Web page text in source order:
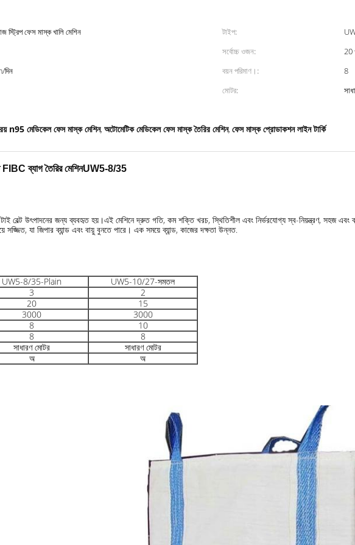
স্ট্রিপ ফেস মাস্ক খালি মেশিন টাইপ:
সর্বোচ্চ ওজন:
20
বয়ন পরিমাণ।:
8
মোটর:
n95 মেডিকেল ফেস মাস্ক মেশিন, অটোমেটিক মেডিকেল ফেস মাস্ক তৈরির মেশিন, ফেস মাস্ক প্রোডাকশন লাইন টার্কি
FIBC ব্যাগ তৈরির মেশিনUW5-8/35
বেল্ট উৎপাদনের জন্য ব্যবহৃত হয়।এই মেশিনে দ্রুত গতি, কম শক্তি খরচ, স্থিতিশীল এবং নির্ভরযোগ্য স্ব-নিয়ন্ত্রণ, সহজ এবং
সজ্জিত, যা জিপার ব্যান্ড এবং বায়ু বুনতে পারে। এক সময়ে ব্যান্ড, কাজের দক্ষতা উন্নত.
UW5-8/35-Plain
UW5-10/27-সমতল
3
2
20
15
3000
3000
8
10
8
8
সাধারণ মোটর
সাধারণ মোটর
অ অ